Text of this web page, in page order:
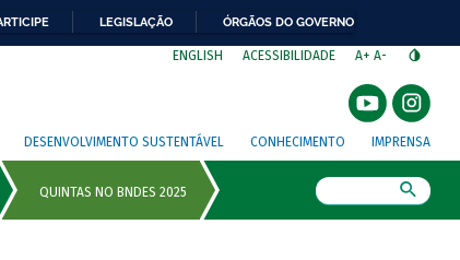
LEGISLAÇÃO ÓRGÃOS DO GOVERNO
ENGLISH ACESSIBILIDADE A+ A-
DESENVOLVIMENTO SUSTENTÁVEL CONHECIMENTO IMPRENSA